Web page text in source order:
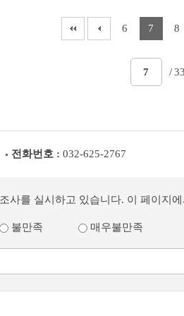
6 7 8
/ 33
전화번호 : 032-625-2767
사를 실시하고 있습니다. 이 페이지
불만족 매우불만족